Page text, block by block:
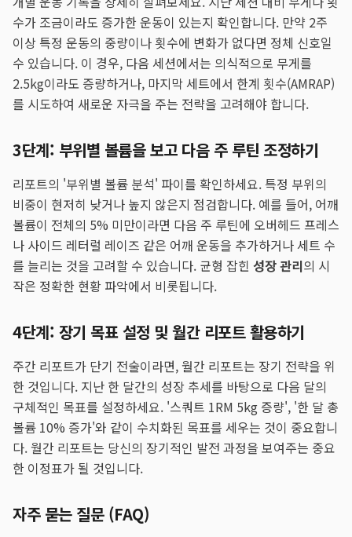
수가 조금이라도 증가한 운동이 있는지 확인합니다. 만약 2주
이상 특정 운동의 중량이나 횟수에 변화가 없다면 정체 신호일
수 있습니다. 이 경우, 다음 세션에서는 의식적으로 무게를
2.5kg이라도 증량하거나, 마지막 세트에서 한계 횟수(AMRAP)
를 시도하여 새로운 자극을 주는 전략을 고려해야 합니다.
3단계: 부위별 볼륨을 보고 다음 주 루틴 조정하기
리포트의 '부위별 볼륨 분석' 파이를 확인하세요. 특정 부위의
비중이 현저히 낮거나 높지 않은지 점검합니다. 예를 들어, 어깨
볼륨이 전체의 5% 미만이라면 다음 주 루틴에 오버헤드 프레스
나 사이드 레터럴 레이즈 같은 어깨 운동을 추가하거나 세트 수
를 늘리는 것을 고려할 수 있습니다. 균형 잡힌 성장 관리의 시
작은 정확한 현황 파악에서 비롯됩니다.
4단계: 장기 목표 설정 및 월간 리포트 활용하기
주간 리포트가 단기 전술이라면, 월간 리포트는 장기 전략을 위
한 것입니다. 지난 한 달간의 성장 추세를 바탕으로 다음 달의
구체적인 목표를 설정하세요. '스쿼트 1RM 5kg 증량', '한 달 총
볼륨 10% 증가'와 같이 수치화된 목표를 세우는 것이 중요합니
다. 월간 리포트는 당신의 장기적인 발전 과정을 보여주는 중요
한 이정표가 될 것입니다.
자주 묻는 질문 (FAQ)